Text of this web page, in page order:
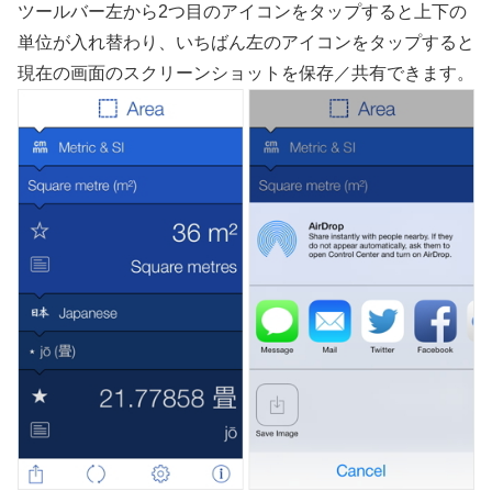
ツールバー左から2つ目のアイコンをタップすると上下の
単位が入れ替わり、いちばん左のアイコンをタップすると
現在の画面のスクリーンショットを保存／共有できます。